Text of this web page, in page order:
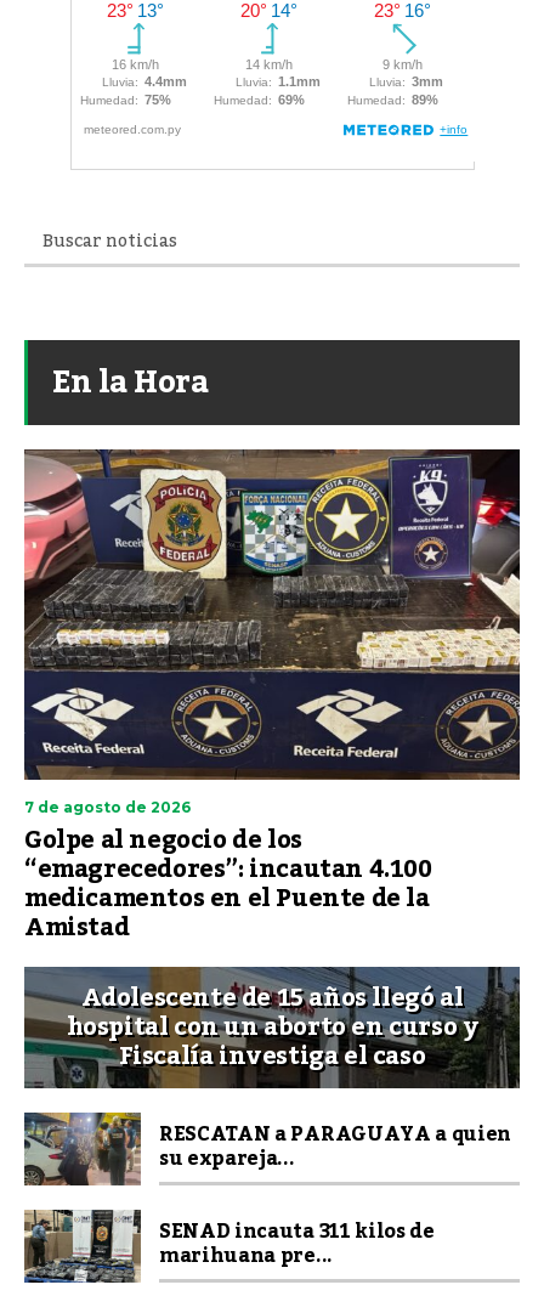
En la Hora
7 de agosto de 2026
Golpe al negocio de los
“emagrecedores”: incautan 4.100
medicamentos en el Puente de la
Amistad
Adolescente de 15 años llegó al
hospital con un aborto en curso y
Fiscalía investiga el caso
RESCATAN a PARAGUAYA a quien
su expareja...
SENAD incauta 311 kilos de
marihuana pre...